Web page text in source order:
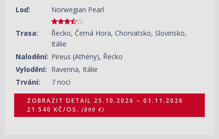
Loď: Norwegian Pearl
Trasa:
Řecko, Černá Hora, Chorvatsko, Slovinsko,
Itálie
Nalodění: Pireus (Athény), Řecko
Vylodění: Ravenna, Itálie
Trvání:
7 nocí
ZOBRAZIT DETAIL 25.10.2026 – 01.11.2026
21 540 KČ/OS. (890 €)